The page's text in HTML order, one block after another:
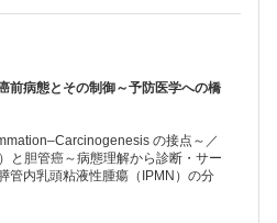
癌リスクとその予防戦略
維化の役割と可逆性
早期介入の現状～
性腫瘍症候群の臨床像と診療体制
前病態とその制御～予防医学への橋
の接点～／
と胆管癌～病態理解から診断・サー
管内乳頭粘液性腫瘍（IPMN）の分